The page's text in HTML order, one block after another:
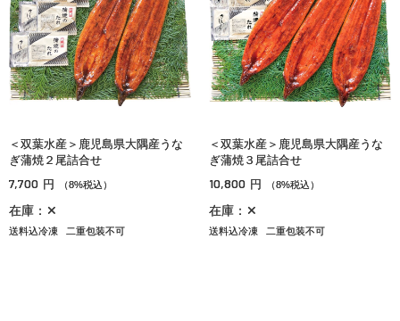
＜双葉水産＞鹿児島県大隅産うな
ぎ蒲焼２尾詰合せ
7,700 円 （8%税込）
在庫：✕
送料込冷凍 二重包装不可
＜双葉水産＞鹿児島県大隅産うな
ぎ蒲焼３尾詰合せ
10,800 円 （8%税込）
在庫：✕
送料込冷凍 二重包装不可